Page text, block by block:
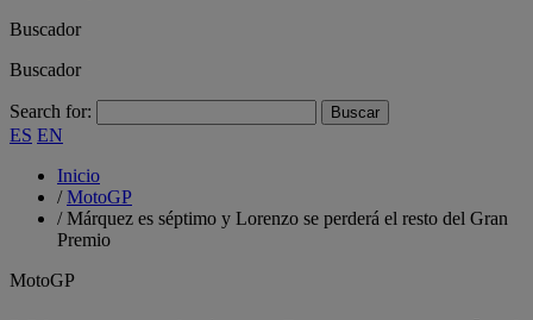
Buscador
Buscador
Search for:
ES EN
Inicio
/MotoGP
/Márquez es séptimo y Lorenzo se perderá el resto del Gran
Premio
MotoGP